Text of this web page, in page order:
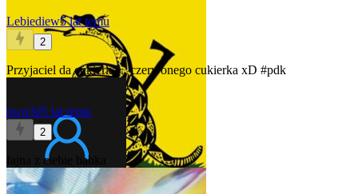
Lebiediew5 lat temu
2
Przyjaciel da cukierka... czerwonego cukierka xD #pdk
pwn3d5 lat temu
2
fajna z ciebie babka